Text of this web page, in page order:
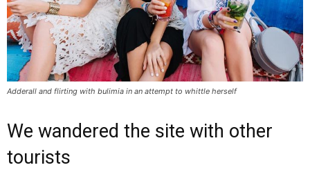
Adderall and flirting with bulimia in an attempt to whittle herself
We wandered the site with other
tourists